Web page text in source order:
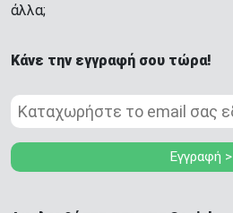
άλλα;
Κάνε την εγγραφή σου τώρα!
Εγγραφή >